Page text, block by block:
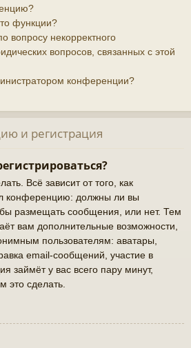
функции?
вопросу некорректного
вопросов, связанных с этой
конференции?
и регистрация
Всё зависит от того, как
конференцию: должны ли вы
размещать сообщения, или нет. Тем
вам дополнительные возможности,
пользователям: аватары,
email-сообщений, участие в
займёт у вас всего пару минут,
это сделать.